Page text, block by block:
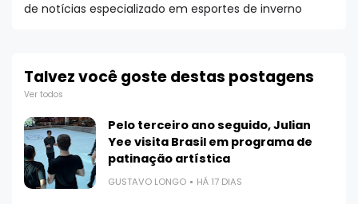
de notícias especializado em esportes de inverno
Talvez você goste destas postagens
Ver todos
Pelo terceiro ano seguido, Julian
Yee visita Brasil em programa de
patinação artística
GUSTAVO LONGO HÁ 17 DIAS